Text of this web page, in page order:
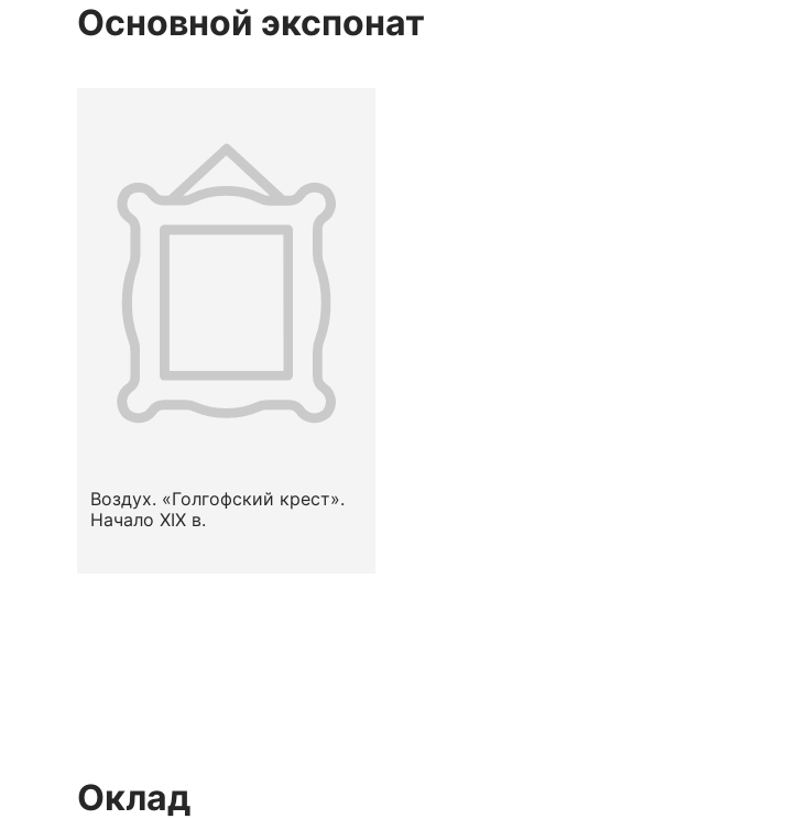
Основной экспонат
Воздух. «Голгофский крест».
Начало ХIХ в.
Оклад